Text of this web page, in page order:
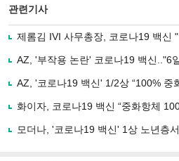
로
기
사
유
기
관련기사
제롬김 IVI 사무총장, 코로나19 백신
AZ, '부작용 논란' 코로나19 백신.."6
AZ, '코로나19 백신' 1/2상 “100% 중
화이자, 코로나19 백신 “중화항체
모더나, '코로나19 백신' 1상 노년층